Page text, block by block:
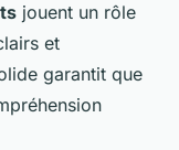
jouent un rôle
et
garantit que